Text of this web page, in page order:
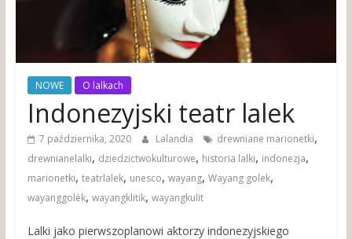
NOWE O lalkach
Indonezyjski teatr lalek
7 października, 2020 Lalandia drewniane marionetki,
drewnianelalki, dziedzictwokulturowe, historia lalki, indonezja,
marionetki, teatrlalek, unesco, wayang, Wayang golek,
wayanggolèk, wayangklitik, wayangkulit
Lalki jako pierwszoplanowi aktorzy indonezyjskiego